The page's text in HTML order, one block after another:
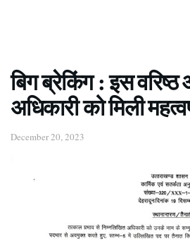
बिग ब्रेकिंग : इस
अधिकारी को मिली
December 20, 2023